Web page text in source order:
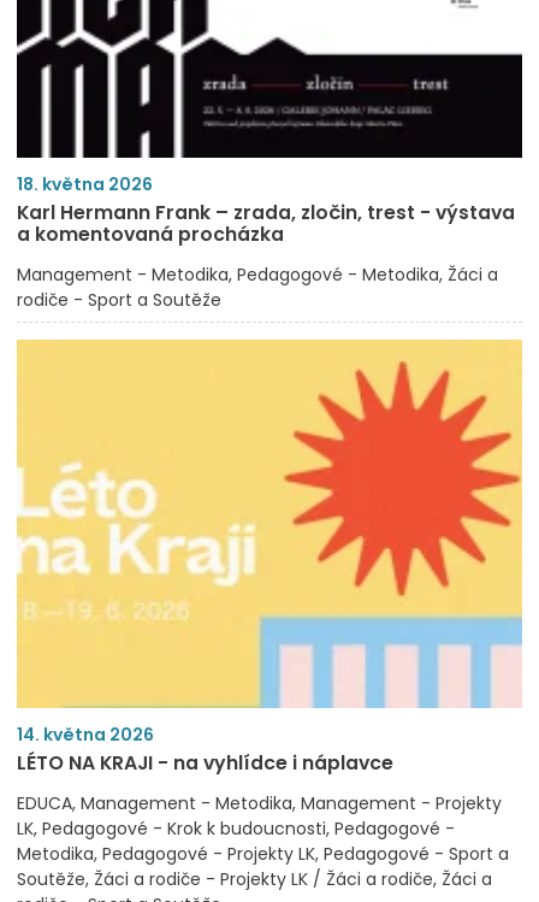
18. května 2026
Karl Hermann Frank – zrada, zločin, trest - výstava
a komentovaná procházka
Management - Metodika Pedagogové - Metodika Žáci a
rodiče - Sport a Soutěže
14. května 2026
LÉTO NA KRAJI - na vyhlídce i náplavce
EDUCA Management - Metodika Management - Projekty
LK Pedagogové - Krok k budoucnosti Pedagogové -
Metodika Pedagogové - Projekty LK Pedagogové - Sport a
Soutěže Žáci a rodiče - Projekty LK / Žáci a rodiče Žáci a